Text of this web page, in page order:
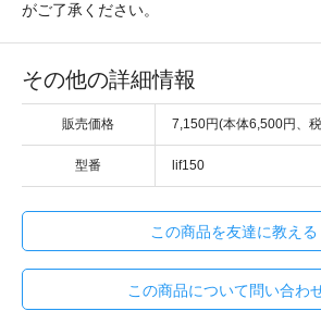
がご了承ください。
その他の詳細情報
販売価格 7,150円(本体6,500円、
型番 lif150
この商品を友達に教える
この商品について問い合わ